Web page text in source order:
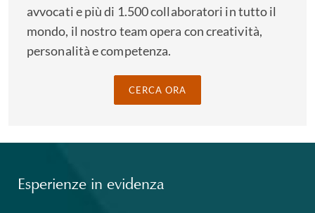
avvocati e più di 1.500 collaboratori in tutto il
mondo, il nostro team opera con creatività,
personalità e competenza.
CERCA ORA
Esperienze in evidenza